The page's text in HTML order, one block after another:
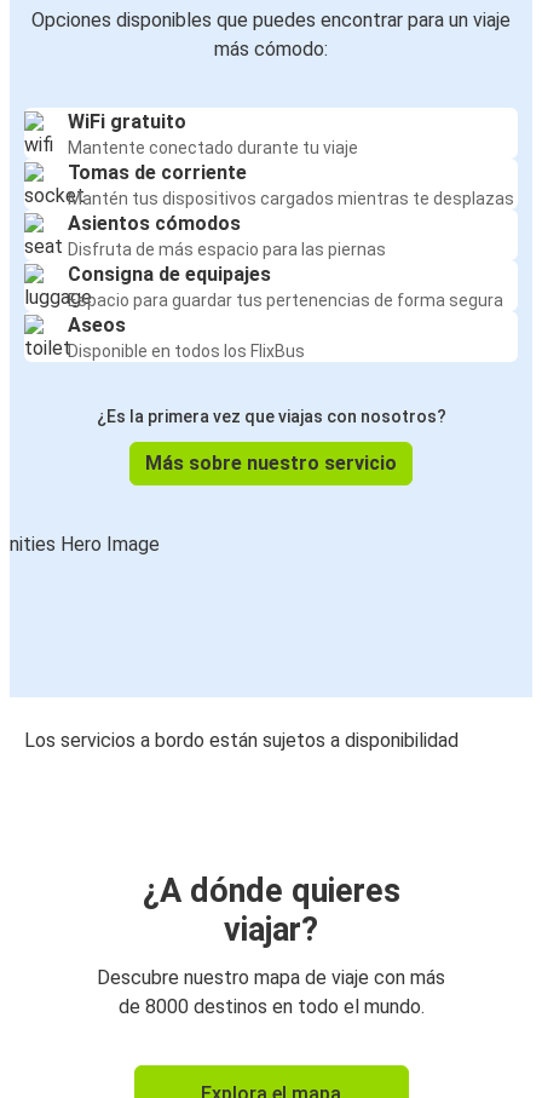
Opciones disponibles que puedes encontrar para un viaje
más cómodo:
WiFi gratuito
Mantente conectado durante tu viaje
Tomas de corriente
Mantén tus dispositivos cargados mientras te desplazas
Asientos cómodos
Disfruta de más espacio para las piernas
Consigna de equipajes
Espacio para guardar tus pertenencias de forma segura
Aseos
Disponible en todos los FlixBus
¿Es la primera vez que viajas con nosotros?
Más sobre nuestro servicio
Los servicios a bordo están sujetos a disponibilidad
¿A dónde quieres
viajar?
Descubre nuestro mapa de viaje con más
de 8000 destinos en todo el mundo.